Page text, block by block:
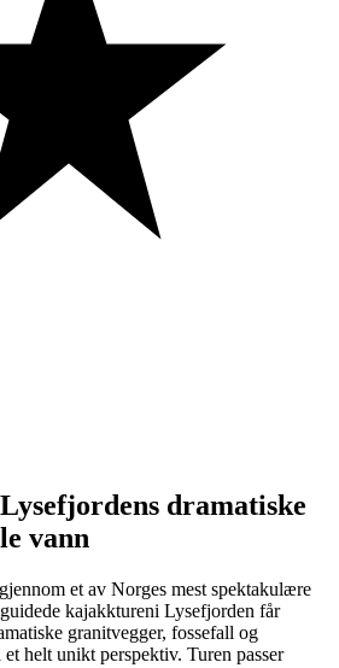
dramatiske
vann
et av Norges mest spektakulære
kajakktureni Lysefjorden får
granitvegger, fossefall og
helt unikt perspektiv. Turen passer